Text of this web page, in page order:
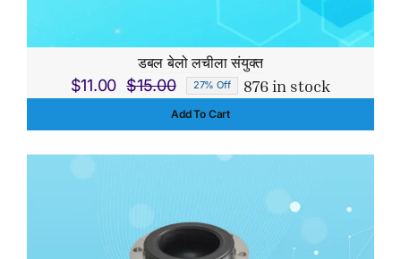
डबल बेलो लचीला संयुक्त
$15.00
Original
price
$11.00
Current
price
27% Off 876 in stock
Add To Cart